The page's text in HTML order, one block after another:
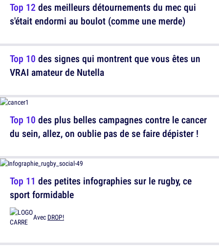
Top 12 des meilleurs détournements du mec qui
s'était endormi au boulot (comme une merde)
Top 10 des plus belles campagnes contre le cancer
du sein, allez, on oublie pas de se faire dépister !
Top 10 des signes qui montrent que vous êtes un
VRAI amateur de Nutella
Top 11 des petites infographies sur le rugby, ce
sport formidable
Avec DROP!